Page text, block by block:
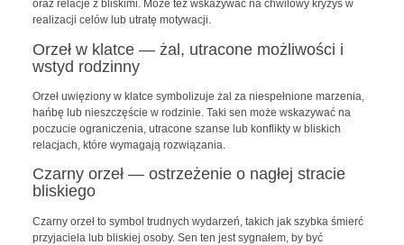
oraz relacje z bliskimi. Może też wskazywać na chwilowy kryzys w
realizacji celów lub utratę motywacji.
Orzeł w klatce — żal, utracone możliwości i
wstyd rodzinny
Orzeł uwięziony w klatce symbolizuje żal za niespełnione marzenia,
hańbę lub nieszczęście w rodzinie. Taki sen może wskazywać na
poczucie ograniczenia, utracone szanse lub konflikty w bliskich
relacjach, które wymagają rozwiązania.
Czarny orzeł — ostrzeżenie o nagłej stracie
bliskiego
Czarny orzeł to symbol trudnych wydarzeń, takich jak szybka śmierć
przyjaciela lub bliskiej osoby. Sen ten jest sygnałem, by być